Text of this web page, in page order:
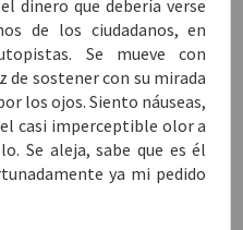
dinero que debería verse
de los ciudadanos, en
Se mueve con
de sostener con su mirada
los ojos. Siento náuseas,
casi imperceptible olor a
Se aleja, sabe que es él
ya mi pedido